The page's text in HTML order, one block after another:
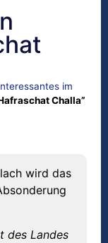
im
Challa”
wird das
des Landes